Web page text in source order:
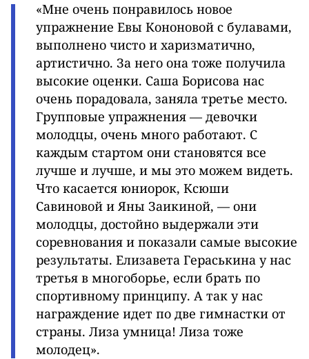
«Мне очень понравилось новое
упражнение Евы Кононовой с булавами,
выполнено чисто и харизматично,
артистично. За него она тоже получила
высокие оценки. Саша Борисова нас
очень порадовала, заняла третье место.
Групповые упражнения — девочки
молодцы, очень много работают. С
каждым стартом они становятся все
лучше и лучше, и мы это можем видеть.
Что касается юниорок, Ксюши
Савиновой и Яны Заикиной, — они
молодцы, достойно выдержали эти
соревнования и показали самые высокие
результаты. Елизавета Гераськина у нас
третья в многоборье, если брать по
спортивному принципу. А так у нас
награждение идет по две гимнастки от
страны. Лиза умница! Лиза тоже
молодец».